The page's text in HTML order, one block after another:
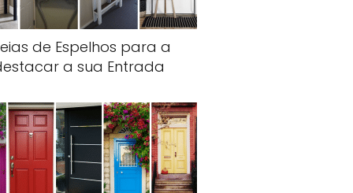
de Espelhos para a
a sua Entrada